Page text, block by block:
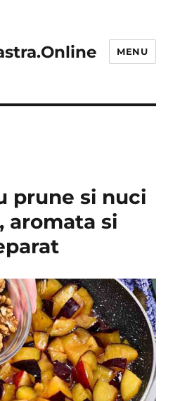
MENU
prune si nuci
aromata si